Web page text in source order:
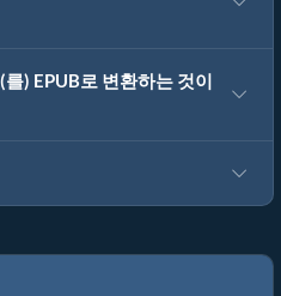
) EPUB로 변환하는 것이